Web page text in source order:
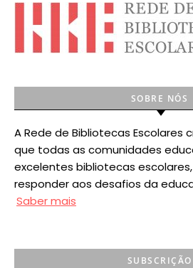
SOBRE NÓS
A Rede de Bibliotecas Escolares
que todas as comunidades
excelentes bibliotecas
responder aos desafios da
Saber mais
SUBSCRIÇÃO